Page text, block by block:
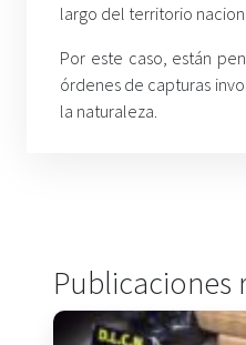
largo del territorio
Por este caso, están
órdenes de capturas
la naturaleza.
Publicaciones